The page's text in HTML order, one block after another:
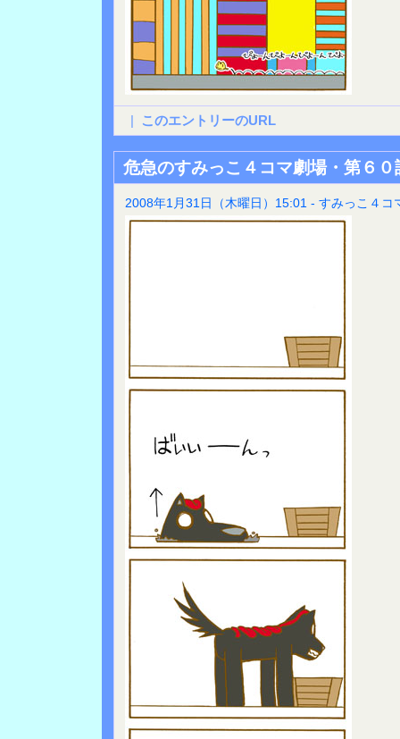
| このエントリーのURL
危急のすみっこ４コマ劇場・第６
2008年1月31日（木曜日）15:01 - すみっこ４コ